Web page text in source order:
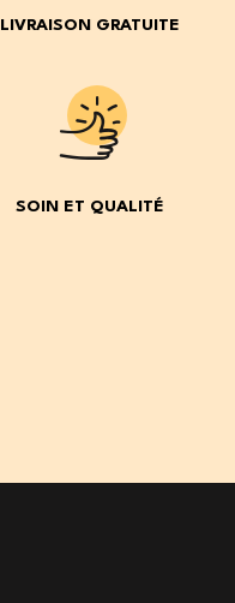
LIVRAISON GRATUITE
SOIN ET QUALITÉ